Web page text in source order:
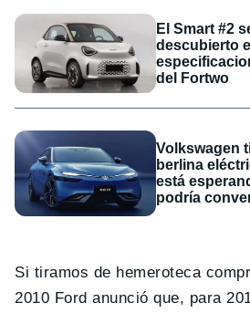
El Smart #2
descubierto
del Fortwo
Volkswagen
berlina
está
podría
Si tiramos de hemeroteca
2010 Ford anunció que, para